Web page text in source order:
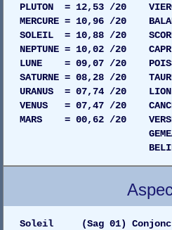
PLUTON = 12,53 /20
MERCURE = 10,96 /20
SOLEIL = 10,88 /20
NEPTUNE = 10,02 /20
LUNE = 09,07 /20
SATURNE = 08,28 /20
URANUS = 07,74 /20
VENUS = 07,47 /20
MARS = 00,62 /20
GEMEAUX =
BELIER =
Soleil (Sag 01)